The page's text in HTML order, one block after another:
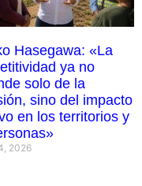
Hasegawa: «La
ya no
solo de la
sino del impacto
en los territorios y
2026